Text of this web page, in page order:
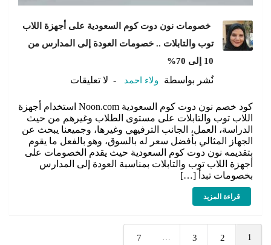
خصومات نون دوت كوم السعودية على أجهزة اللاب
توب والتابلات .. خصومات العودة إلى المدارس من
10 إلى 70%
نٌشر بواسطة
ولاء احمد لا تعليقات
كود خصم نون دوت كوم السعودية Noon.com استخدام أجهزة
اللاب توب والتابلات على مستوى الطلاب وغيرهم من حيث
الدراسة، العمل، الجانب الترفيهي وغيرها، وجميعنا يبحث عن
الجهاز المثالي بأفضل سعر له بالسوق، وهو بالفعل ما يقوم
بتقديمه نون دوت كوم السعودية حيث يقدم الخصومات على
أجهزة اللاب توب والتابلات بمناسبة العودة إلى المدارس
بخصومات تبدأ […]
قراءة المزيد
1
2
3
7